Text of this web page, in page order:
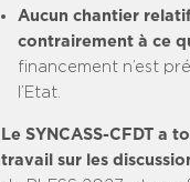
Aucun chantier
contrairement à ce
financement n’est
l’Etat.
Le SYNCASS-CFDT a
travail sur les